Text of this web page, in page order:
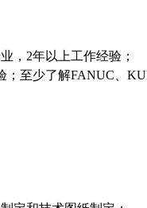
，2年以上工作经验；
；至少了解FANUC、